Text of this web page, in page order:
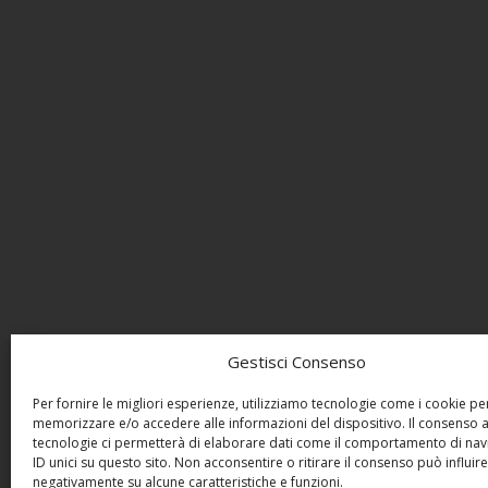
Gestisci Consenso
Per fornire le migliori esperienze, utilizziamo tecnologie come i cookie
memorizzare e/o accedere alle informazioni del dispositivo. Il consenso
tecnologie ci permetterà di elaborare dati come il comportamento di
ID unici su questo sito. Non acconsentire o ritirare il consenso può influire
negativamente su alcune caratteristiche e funzioni.